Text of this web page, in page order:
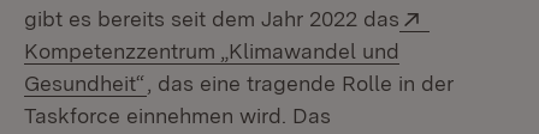
gibt es bereits seit dem Jahr 2022 das
Kompetenzzentrum „Klimawandel und
Gesundheit“ (Öffnet in neuem Fenster)
, das eine tragende Rolle in der
Taskforce einnehmen wird. Das